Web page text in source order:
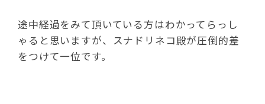
途中経過をみて頂いている方はわかってらっし
ゃると思いますが、スナドリネコ殿が圧倒的差
をつけて一位です。